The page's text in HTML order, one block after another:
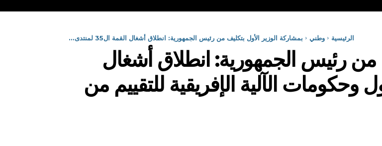
الرئيسية وطني بمشاركة الوزير الأول بتكليف من رئيس الجمهورية: انطلاق أشغال القمة ال35 لمنتدى...
من رئيس الجمهورية: انطلاق أشغال
دول وحكومات الآلية الإفريقية للتقييم من